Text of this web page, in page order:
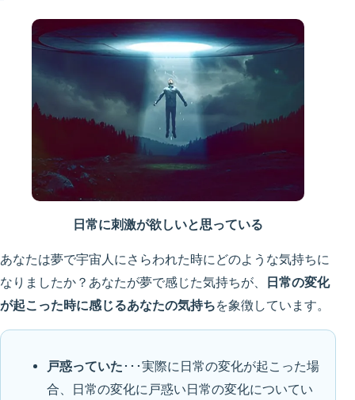
日常に刺激が欲しいと思っている
あなたは夢で宇宙人にさらわれた時にどのような気持ちに
なりましたか？あなたが夢で感じた気持ちが、
日常の変化
が起こった時に感じるあなたの気持ちを象徴しています。
戸惑っていた ･･･実際に日常の変化が起こった場
合、日常の変化に戸惑い日常の変化についてい